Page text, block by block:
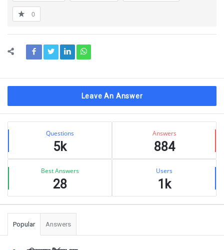
0
Leave An Answer
Sidebar
Stats Questions
5k
Answers
884
Best Answers
28
Users
1k
Popular Answers